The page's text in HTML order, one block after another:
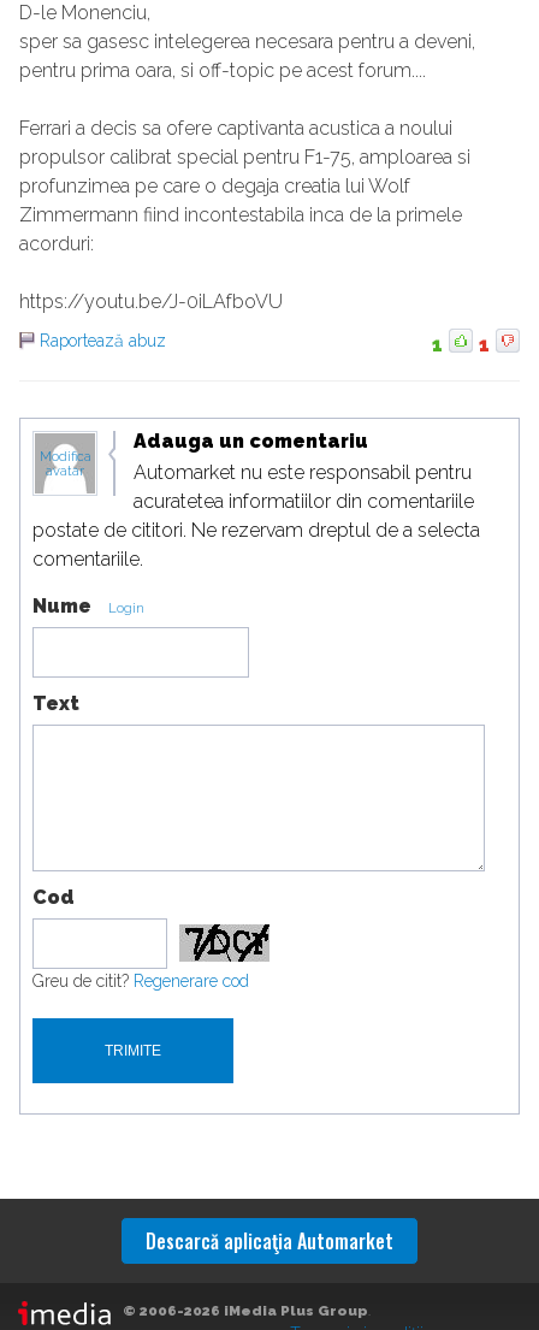
D-le Monenciu,
sper sa gasesc intelegerea necesara pentru a deveni,
pentru prima oara, si off-topic pe acest forum....
Ferrari a decis sa ofere captivanta acustica a noului
propulsor calibrat special pentru F1-75, amploarea si
profunzimea pe care o degaja creatia lui Wolf
Zimmermann fiind incontestabila inca de la primele
acorduri:
https://youtu.be/J-0iLAfboVU
Raportează abuz 1 1
Modifica
avatar
Adauga un comentariu
Automarket nu este responsabil pentru
acuratetea informatiilor din comentariile
postate de cititori. Ne rezervam dreptul de a selecta
comentariile.
Nume Login
Text
Cod
Greu de citit? Regenerare cod
Descarcă aplicaţia Automarket
© 2006-2026 iMedia Plus Group.